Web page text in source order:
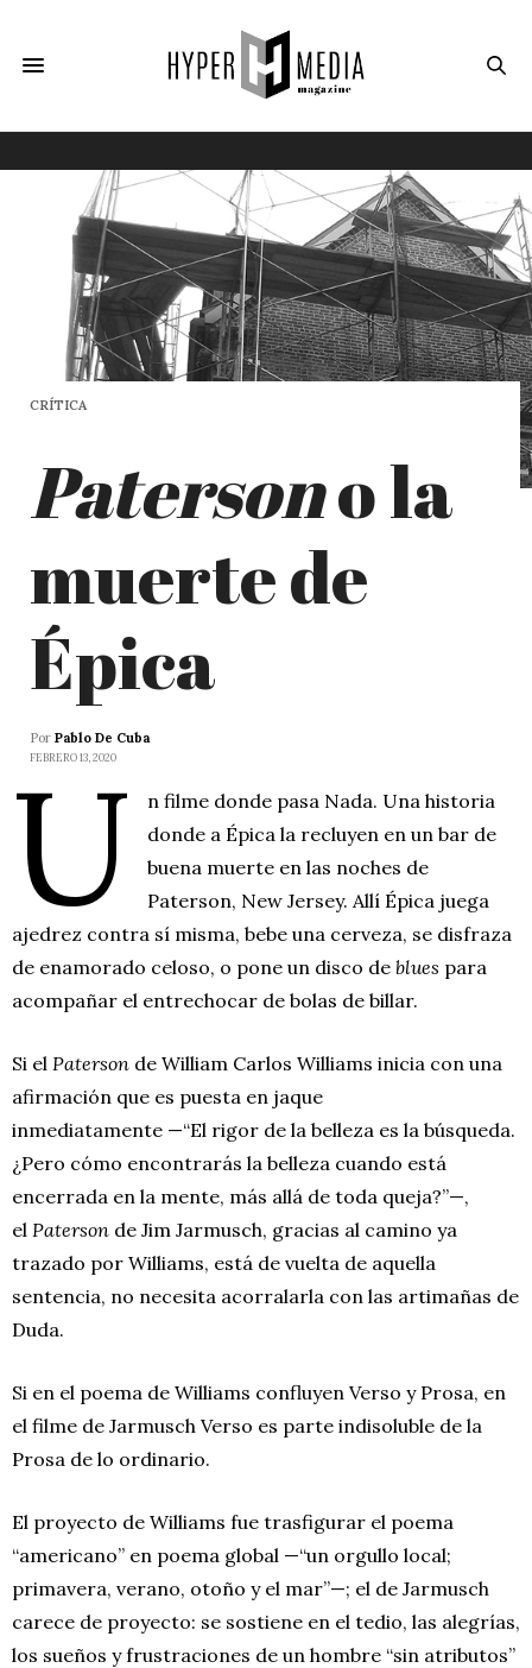
CRÍTICA
Patersono la
muerte de
Épica
Por Pablo De Cuba
FEBRERO 13, 2020
U
n filme donde pasa Nada. Una historia
donde a Épica la recluyen en un bar de
buena muerte en las noches de
Paterson, New Jersey. Allí Épica juega
ajedrez contra sí misma, bebe una cerveza, se disfraza
de enamorado celoso, o pone un disco de blues para
acompañar el entrechocar de bolas de billar.
Si el Paterson de William Carlos Williams inicia con una
afirmación que es puesta en jaque
inmediatamente —“El rigor de la belleza es la búsqueda.
¿Pero cómo encontrarás la belleza cuando está
encerrada en la mente, más allá de toda queja?”—,
el Paterson de Jim Jarmusch, gracias al camino ya
trazado por Williams, está de vuelta de aquella
sentencia, no necesita acorralarla con las artimañas de
Duda.
Si en el poema de Williams confluyen Verso y Prosa, en
el filme de Jarmusch Verso es parte indisoluble de la
Prosa de lo ordinario.
El proyecto de Williams fue trasfigurar el poema
“americano” en poema global —“un orgullo local;
primavera, verano, otoño y el mar”—; el de Jarmusch
carece de proyecto: se sostiene en el tedio, las alegrías,
los sueños y frustraciones de un hombre “sin atributos”